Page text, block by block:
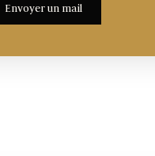
Envoyer un mail